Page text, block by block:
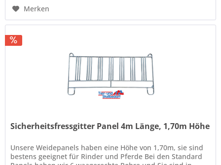
Merken
Sicherheitsfressgitter Panel 4m Länge, 1,70m Höhe
Unsere Weidepanels haben eine Höhe von 1,70m, sie sind
bestens geeignet für Rinder und Pferde Bei den Standard